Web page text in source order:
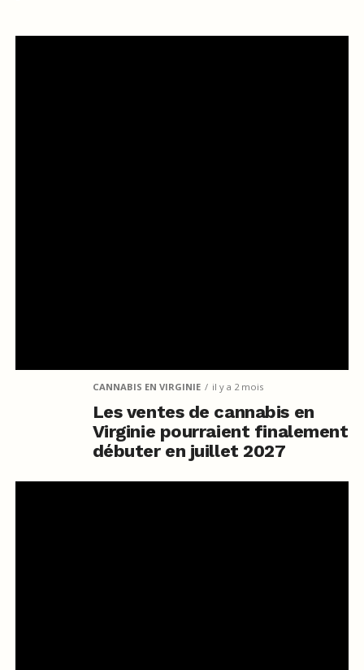
CANNABIS EN VIRGINIE il y a 2 mois
Les ventes de cannabis en
Virginie pourraient finalement
débuter en juillet 2027